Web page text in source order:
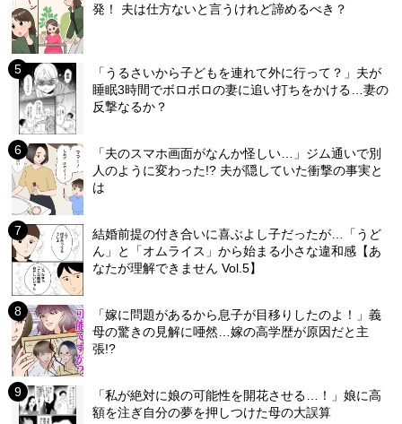
発！ 夫は仕方ないと言うけれど諦めるべき？
「うるさいから子どもを連れて外に行って？」夫が
睡眠3時間でボロボロの妻に追い打ちをかける…妻の
反撃なるか？
「夫のスマホ画面がなんか怪しい…」ジム通いで別
人のように変わった!? 夫が隠していた衝撃の事実と
は
結婚前提の付き合いに喜ぶよし子だったが…「うど
ん」と「オムライス」から始まる小さな違和感【あ
なたが理解できません Vol.5】
「嫁に問題があるから息子が目移りしたのよ！」義
母の驚きの見解に唖然…嫁の高学歴が原因だと主
張!?
「私が絶対に娘の可能性を開花させる…！」娘に高
額を注ぎ自分の夢を押しつけた母の大誤算